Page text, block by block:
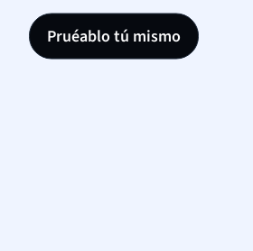
Pruéablo tú mismo